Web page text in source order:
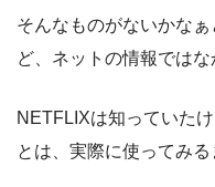
そんなものがないかな
ど、ネットの情報では
NETFLIXは知っていた
とは、実際に使ってみる